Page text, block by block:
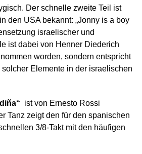
Der schnelle zweite Teil ist
den USA bekannt: „Jonny is a boy
israelischer und
ist dabei von Henner Diederich
worden, sondern entspricht
Elemente in der israelischen
ist von Ernesto Rossi
Tanz zeigt den für den spanischen
3/8-Takt mit den häufigen